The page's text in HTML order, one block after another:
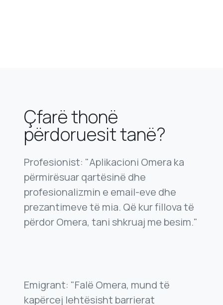
Çfarë thonë
përdoruesit tanë?
Profesionist: "Aplikacioni Omera ka
përmirësuar qartësinë dhe
profesionalizmin e email-eve dhe
prezantimeve të mia. Që kur fillova të
përdor Omera, tani shkruaj me besim."
Emigrant: "Falë Omera, mund të
kapërcej lehtësisht barrierat